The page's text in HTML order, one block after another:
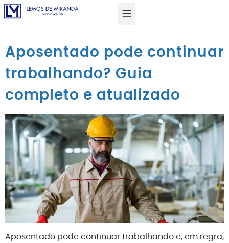
Aposentado pode continuar
trabalhando? Guia
completo e atualizado
Aposentado pode continuar trabalhando e, em regra,